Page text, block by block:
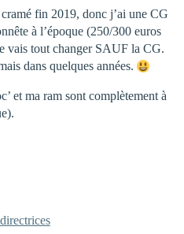
fin 2019, donc j’ai une CG
à l’époque (250/300 euros
vais tout changer SAUF la CG.
dans quelques années.
et ma ram sont complètement à